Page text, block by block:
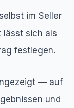
im Seller
lässt sich als
festlegen.
— auf
und